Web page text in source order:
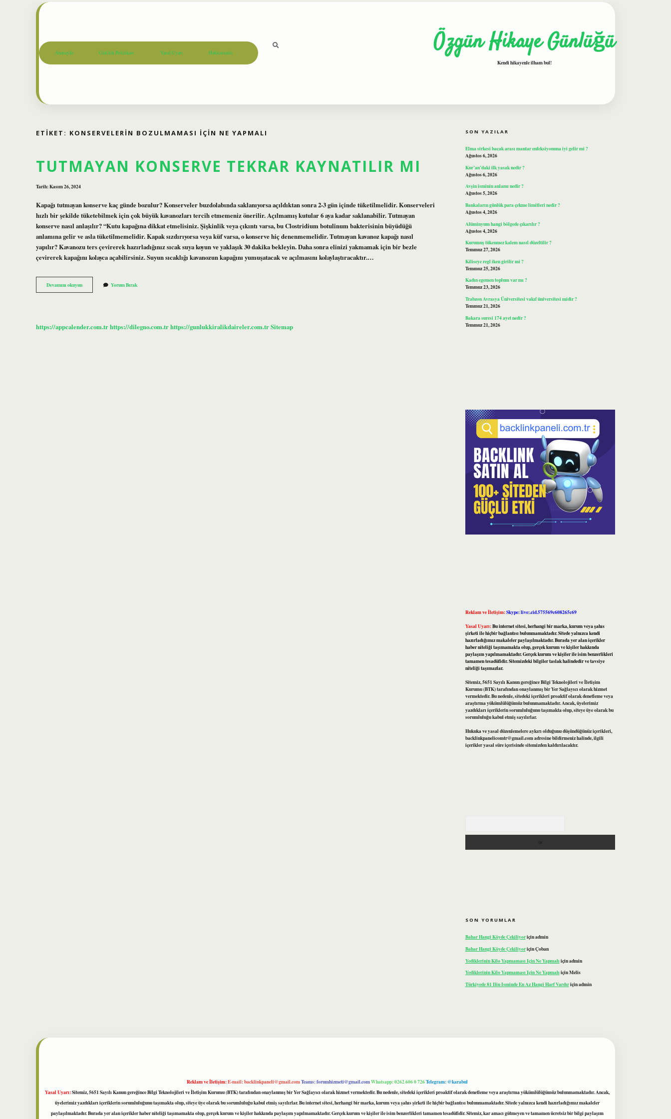
Anasayfa Gizlilik Politikası Yasal Uyarı Hakkımızda Özgün Hikaye Günlüğü
Kendi hikayenle ilham bul!
ETIKET: KONSERVELERIN BOZULMAMASI IÇIN NE YAPMALI
TUTMAYAN KONSERVE TEKRAR KAYNATILIR MI
Tarih: Kasım 26, 2024
Kapağı tutmayan konserve kaç günde bozulur? Konserveler buzdolabında saklanıyorsa açıldıktan sonra 2-3 gün içinde tüketilmelidir. Konserveleri
hızlı bir şekilde tüketebilmek için çok büyük kavanozları tercih etmemeniz önerilir. Açılmamış kutular 6 aya kadar saklanabilir. Tutmayan
konserve nasıl anlaşılır? “Kutu kapağına dikkat etmelisiniz. Şişkinlik veya çıkıntı varsa, bu Clostridium botulinum bakterisinin büyüdüğü
anlamına gelir ve asla tüketilmemelidir. Kapak sızdırıyorsa veya küf varsa, o konserve hiç denenmemelidir. Tutmayan kavanoz kapağı nasıl
yapılır? Kavanozu ters çevirerek hazırladığınız sıcak suya koyun ve yaklaşık 30 dakika bekleyin. Daha sonra elinizi yakmamak için bir bezle
çevirerek kapağını kolayca açabilirsiniz. Suyun sıcaklığı kavanozun kapağını yumuşatacak ve açılmasını kolaylaştıracaktır.…
Devamını okuyunTutmayan
Konserve
Yorum Bırak
https://appcalender.com.trhttps://dilegno.com.trhttps://gunlukkiralikdaireler.com.trSitemap
SON YAZILAR
Elma sirkesi bacak arası mantar enfeksiyonuna iyi gelir mi ?
Ağustos 6, 2026
Kur’an’daki ilk yasak nedir ?
Ağustos 6, 2026
Avşin isminin anlamı nedir ?
Ağustos 5, 2026
Bankaların günlük para çekme limitleri nedir ?
Ağustos 4, 2026
Alüminyum hangi bölgede çıkarılır ?
Ağustos 4, 2026
Kurumuş tükenmez kalem nasıl düzeltilir ?
Temmuz 27, 2026
Kiliseye regl iken girilir mi ?
Temmuz 25, 2026
Kadın egemen toplum var mı ?
Temmuz 23, 2026
Trabzon Avrasya Üniversitesi vakıf üniversitesi midir ?
Temmuz 21, 2026
Bakara suresi 174 ayet nedir ?
Temmuz 21, 2026
Reklam ve İletişim:Skype: live:.cid.575569c608265c69
Yasal Uyarı:Bu internet sitesi, herhangi bir marka, kurum veya şahıs
şirketi ile hiçbir bağlantısı bulunmamaktadır. Sitede yalnızca kendi
hazırladığımız makaleler paylaşılmaktadır. Burada yer alan içerikler
haber niteliği taşımamakta olup, gerçek kurum ve kişiler hakkında
paylaşım yapılmamaktadır. Gerçek kurum ve kişiler ile isim benzerlikleri
tamamen tesadüfidir. Sitemizdeki bilgiler taslak halindedir ve tavsiye
niteliği taşımazlar.
Sitemiz, 5651 Sayılı Kanun gereğince Bilgi Teknolojileri ve İletişim
Kurumu (BTK) tarafından onaylanmış bir Yer Sağlayıcı olarak hizmet
vermektedir. Bu nedenle, sitedeki içerikleri proaktif olarak denetleme veya
araştırma yükümlülüğümüz bulunmamaktadır. Ancak, üyelerimiz
yazdıkları içeriklerin sorumluluğunu taşımakta olup, siteye üye olarak bu
sorumluluğu kabul etmiş sayılırlar.
Hukuka ve yasal düzenlemelere aykırı olduğunu düşündüğünüz içerikleri,
backlinkpanelicomtr@gmail.comadresine bildirmeniz halinde, ilgili
içerikler yasal süre içerisinde sitemizden kaldırılacaktır.
SON YORUMLAR
Bahar Hangi Köyde Çekiliyoriçinadmin
Bahar Hangi Köyde ÇekiliyoriçinÇoban
Yediklerinin Kilo Yapmaması Için Ne Yapmalı içinadmin
Yediklerinin Kilo Yapmaması Için Ne YapmalıiçinMelis
Türkiyede 81 Ilin Isminde En Az Hangi Harf Vardıriçinadmin
Reklam ve İletişim:E-mail:backlinkpaneli@gmail.comTeams:forumhizmeti@gmail.comWhatsapp: 0262 606 0 726Telegram: @karabul
Yasal Uyarı:Sitemiz, 5651 Sayılı Kanun gereğince Bilgi Teknolojileri ve İletişim Kurumu (BTK) tarafından onaylanmış bir Yer Sağlayıcı olarak hizmet vermektedir. Bu nedenle, sitedeki içerikleri proaktif olarak denetleme veya araştırma yükümlülüğümüz bulunmamaktadır. Ancak,
üyelerimiz yazdıkları içeriklerin sorumluluğunu taşımakta olup, siteye üye olarak bu sorumluluğu kabul etmiş sayılırlar. Bu internet sitesi, herhangi bir marka, kurum veya şahıs şirketi ile hiçbir bağlantısı bulunmamaktadır. Sitede yalnızca kendi hazırladığımız makaleler
paylaşılmaktadır. Burada yer alan içerikler haber niteliği taşımamakta olup, gerçek kurum ve kişiler hakkında paylaşım yapılmamaktadır. Gerçek kurum ve kişiler ile isim benzerlikleri tamamen tesadüfidir. Sitemiz, kar amacı gütmeyen ve tamamen ücretsiz bir bilgi paylaşım